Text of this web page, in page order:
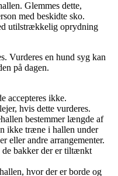
Glemmes dette,
med beskidte sko.
utilstrækkelig oprydning
Vurderes en hund syg kan
på dagen.
accepteres ikke.
hvis dette vurderes.
bestemmer længde af
ikke træne i hallen under
eller andre arrangementer.
de bakker der er tiltænkt
hvor der er borde og